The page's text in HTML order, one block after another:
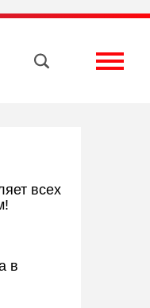
ВконтактеТелеграм
всех
в